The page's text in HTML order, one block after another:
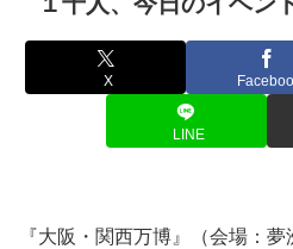
X
LINE
『大阪・関西万博』（会場：